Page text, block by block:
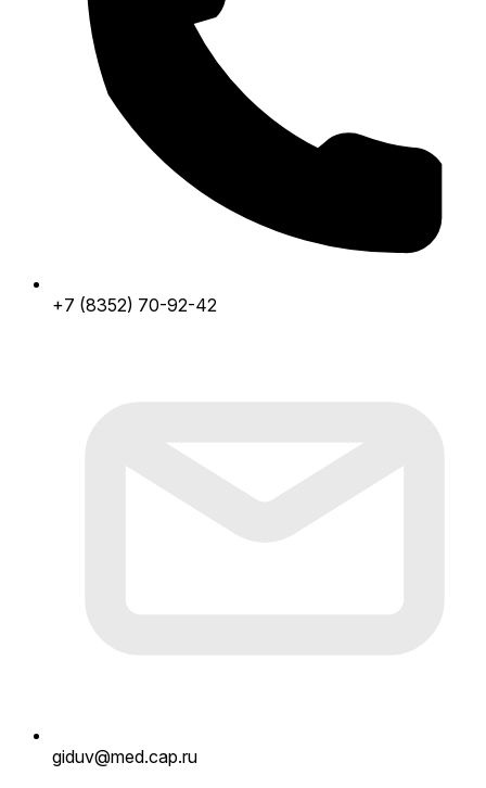
+7 (8352) 70-92-42
giduv@med.cap.ru